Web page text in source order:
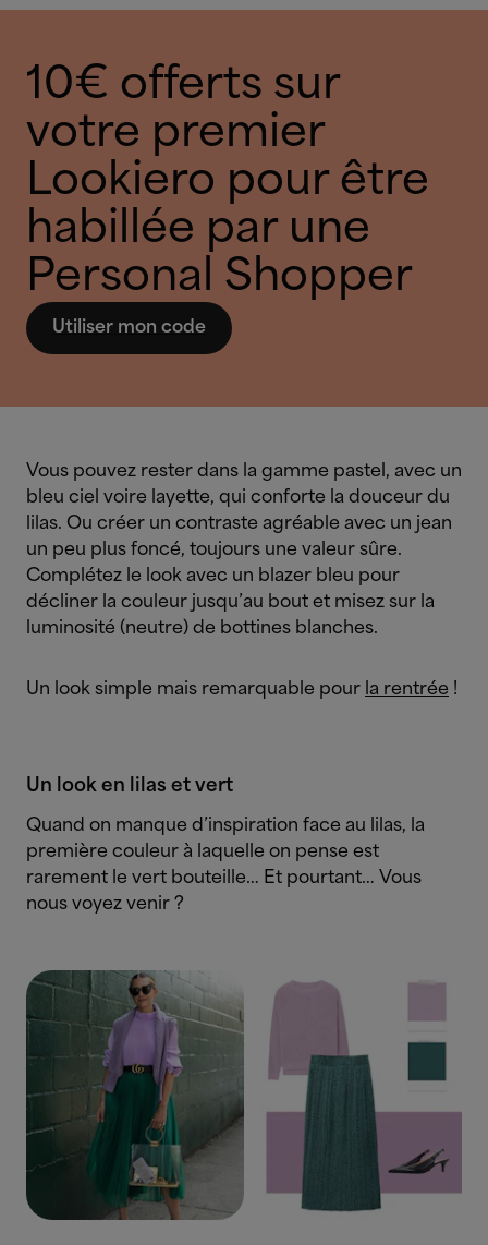
10€ offerts sur
votre premier
Lookiero pour être
habillée par une
Personal Shopper
Utiliser mon code
Vous pouvez rester dans la gamme pastel, avec un
bleu ciel voire layette, qui conforte la douceur du
lilas. Ou créer un contraste agréable avec un jean
un peu plus foncé, toujours une valeur sûre.
Complétez le look avec un blazer bleu pour
décliner la couleur jusqu’au bout et misez sur la
luminosité (neutre) de bottines blanches.
Un look simple mais remarquable pour la rentrée !
Un look en lilas et vert
Quand on manque d’inspiration face au lilas, la
première couleur à laquelle on pense est
rarement le vert bouteille… Et pourtant… Vous
nous voyez venir ?